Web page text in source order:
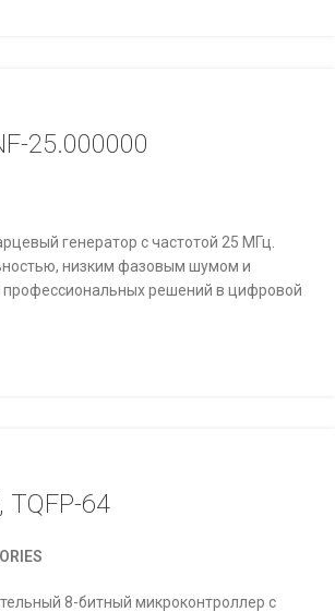
25.000000
генератор с частотой 25 МГц.
низким фазовым шумом и
решений в цифровой
TQFP-64
8-битный микроконтроллер с